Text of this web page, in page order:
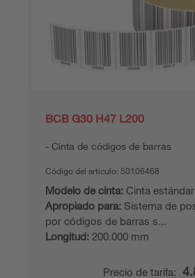
BCB G30 H47 L200
Cinta de códigos de barras
Código del articulo: 50106468
Modelo de cinta: Cinta estándar
Apropiado para: Sistema de
por códigos de barras s...
Longitud: 200.000 mm
Precio de tarifa: